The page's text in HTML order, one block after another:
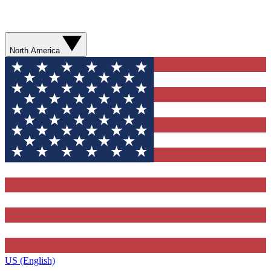
North America
US (English)